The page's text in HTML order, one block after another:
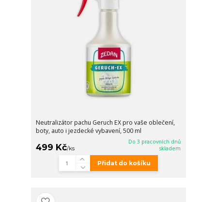
Neutralizátor pachu Geruch EX pro vaše oblečení,
boty, auto i jezdecké vybavení, 500 ml
499 Kč/ks
Do 3 pracovních dnů
skladem
Přidat do košíku